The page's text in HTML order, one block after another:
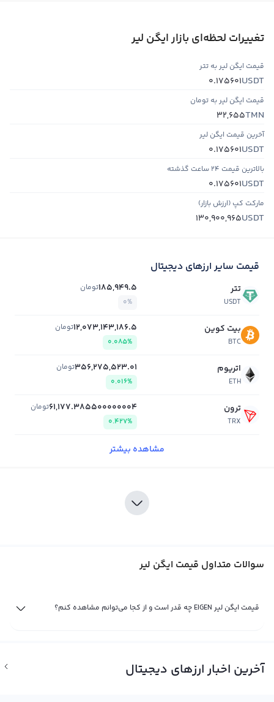
تغییرات لحظه‌ای بازار ایگن لیر
قیمت ایگن لیر به تتر
USDT
0.175601
قیمت ایگن لیر به تومان
TMN
32,655
آخرین قیمت ایگن لیر
USDT
0.175601
بالاترین قیمت ۲۴ ساعت گذشته
USDT
0.175601
مارکت کپ (ارزش بازار)
USDT
130,900,965
قیمت سایر ارزهای دیجیتال
تتر
USDT
185,949.5تومان
0%
بیت کوین
BTC
12,073,143,186.5تومان
0.085%
اتریوم
ETH
356,275,523.01تومان
0.016%
ترون
TRX
61,177.385500000004تومان
0.427%
مشاهده بیشتر
سوالات متداول قیمت ایگن لیر
قیمت ایگن لیر EIGEN چه قدر است و از کجا می‌توانم مشاهده کنم؟
آخرین اخبار ارزهای دیجیتال